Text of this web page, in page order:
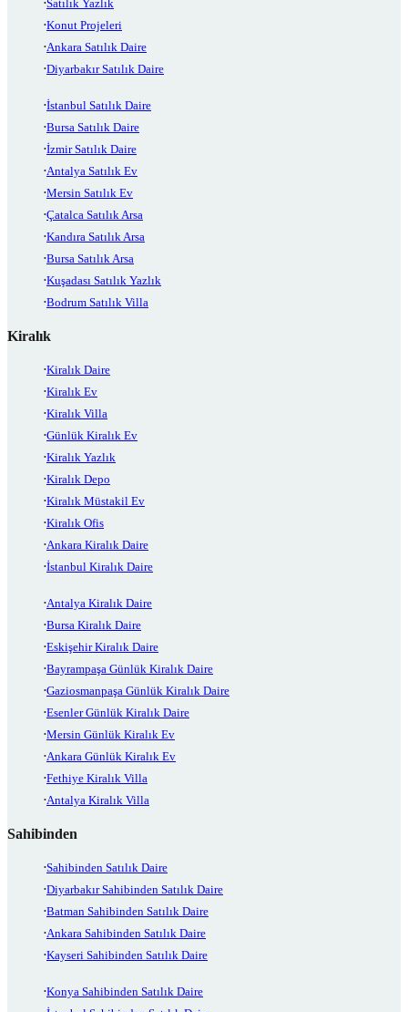
Satılık Yazlık
Konut Projeleri
Ankara Satılık Daire
Diyarbakır Satılık Daire
İstanbul Satılık Daire
Bursa Satılık Daire
İzmir Satılık Daire
Antalya Satılık Ev
Mersin Satılık Ev
Çatalca Satılık Arsa
Kandıra Satılık Arsa
Bursa Satılık Arsa
Kuşadası Satılık Yazlık
Bodrum Satılık Villa
Kiralık
Kiralık Daire
Kiralık Ev
Kiralık Villa
Günlük Kiralık Ev
Kiralık Yazlık
Kiralık Depo
Kiralık Müstakil Ev
Kiralık Ofis
Ankara Kiralık Daire
İstanbul Kiralık Daire
Antalya Kiralık Daire
Bursa Kiralık Daire
Eskişehir Kiralık Daire
Bayrampaşa Günlük Kiralık Daire
Gaziosmanpaşa Günlük Kiralık Daire
Esenler Günlük Kiralık Daire
Mersin Günlük Kiralık Ev
Ankara Günlük Kiralık Ev
Fethiye Kiralık Villa
Antalya Kiralık Villa
Sahibinden
Sahibinden Satılık Daire
Diyarbakır Sahibinden Satılık Daire
Batman Sahibinden Satılık Daire
Ankara Sahibinden Satılık Daire
Kayseri Sahibinden Satılık Daire
Konya Sahibinden Satılık Daire